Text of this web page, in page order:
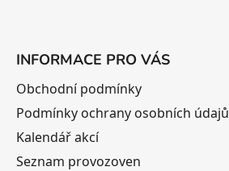
INFORMACE PRO VÁS
Obchodní podmínky
Podmínky ochrany osobních údajů
Kalendář akcí
Seznam provozoven